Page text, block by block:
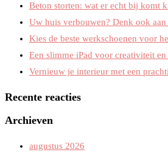
Beton storten: wat er echt bij komt
Uw huis verbouwen? Denk ook aan
Kies de beste werkschoenen voor
Een slimme iPad voor creativiteit
Vernieuw je interieur met een
Recente reacties
Archieven
augustus 2026